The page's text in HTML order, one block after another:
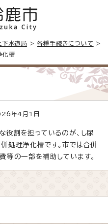
下水道局 >各種手続きについて >
化槽
年4月1日
割を担っているのが、し尿
処理浄化槽です。市では合併
等の一部を補助しています。